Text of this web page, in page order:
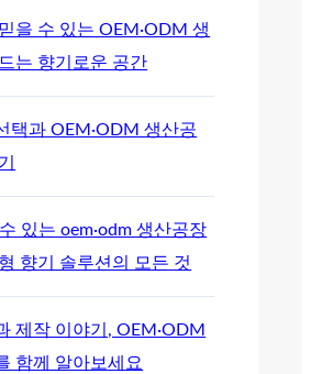
을 수 있는 OEM·ODM 생
는 향기로운 공간
택과 OEM·ODM 생산공
있는 oem·odm 생산공장
향기 솔루션의 모든 것
제작 이야기, OEM·ODM
함께 알아보세요